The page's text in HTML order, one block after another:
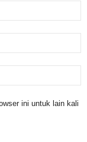
ini untuk lain kali